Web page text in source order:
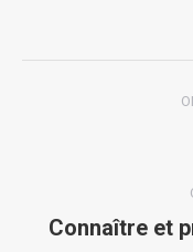
Connaître et